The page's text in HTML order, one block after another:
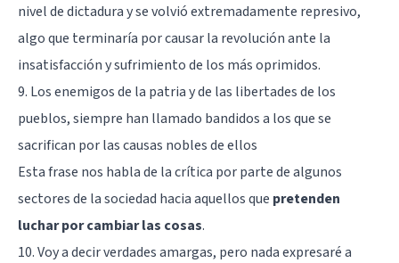
nivel de dictadura y se volvió extremadamente represivo,
algo que terminaría por causar la revolución ante la
insatisfacción y sufrimiento de los más oprimidos.
9. Los enemigos de la patria y de las libertades de los
pueblos, siempre han llamado bandidos a los que se
sacrifican por las causas nobles de ellos
Esta frase nos habla de la crítica por parte de algunos
sectores de la sociedad hacia aquellos que pretenden
luchar por cambiar las cosas.
10. Voy a decir verdades amargas, pero nada expresaré a